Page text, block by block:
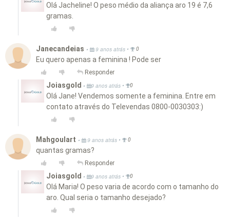
Olá Jacheline! O peso médio da aliança aro 19 é 7,6
gramas.
Janecandeias • 9 anos atrás • 0
Eu quero apenas a feminina ! Pode ser
Responder
Joiasgold • 9 anos atrás • 0
Olá Jane! Vendemos somente a feminina. Entre em
contato através do Televendas 0800-0030303:)
Mahgoulart • 9 anos atrás • 0
quantas gramas?
Responder
Joiasgold • 9 anos atrás • 0
Olá Maria! O peso varia de acordo com o tamanho do
aro. Qual seria o tamanho desejado?